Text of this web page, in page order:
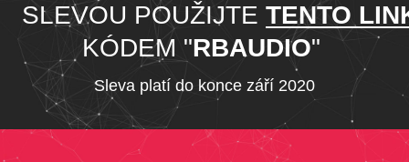
SLEVOU POUŽIJTE TENTO
KÓDEM "RBAUDIO"
Sleva platí do konce září 2020